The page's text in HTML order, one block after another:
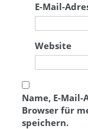
E-Mail-
Website
Name, E-
Browser für
speichern.